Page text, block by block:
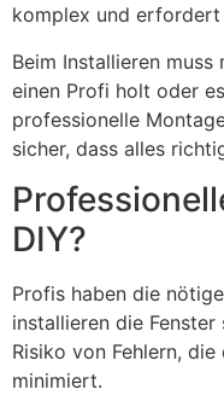
komplex und erfordert
Beim Installieren
einen Profi holt oder
professionelle
sicher, dass alles
DIY?
Profis haben die
installieren die
Risiko von Fehlern,
minimiert.